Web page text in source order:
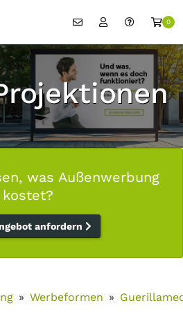
0
was Außenwerbung
kostet?
anfordern
Werbeformen